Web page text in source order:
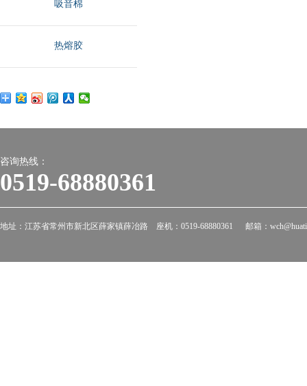
吸音棉
热熔胶
咨询热线：
0519-68880361
地址：江苏省常州市新北区薛家镇薛冶路 座机：0519-68880361 邮箱：